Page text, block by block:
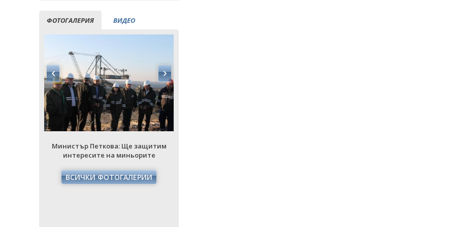
ФОТОГАЛЕРИЯ ВИДЕО
Министър Петкова: Ще защитим
интересите на миньорите
ВСИЧКИ ФОТОГАЛЕРИИ